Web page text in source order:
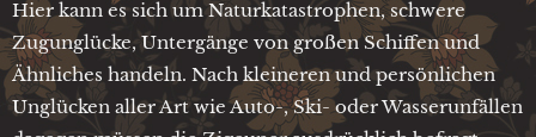
Hier kann es sich um Naturkatastrophen, schwere
Zugunglücke, Untergänge von großen Schiffen und
Ähnliches handeln. Nach kleineren und persönlichen
Unglücken aller Art wie Auto-, Ski- oder Wasserunfällen